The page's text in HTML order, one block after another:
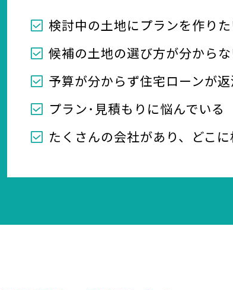
検討中の土地にプランを作り
候補の土地の選び方が分から
予算が分からず住宅ローンが
プラン･見積もりに悩んでいる
たくさんの会社があり、どこ